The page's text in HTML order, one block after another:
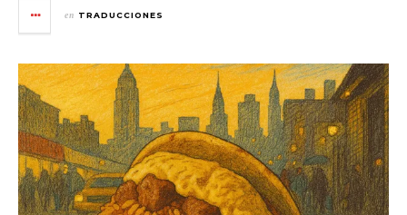
en TRADUCCIONES